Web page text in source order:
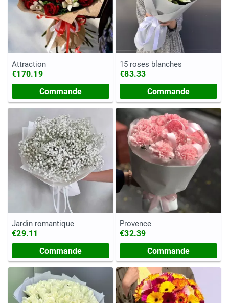
Attraction
€170.19
Commande
15 roses blanches
€83.33
Commande
Jardin romantique
€29.11
Commande
Provence
€32.39
Commande